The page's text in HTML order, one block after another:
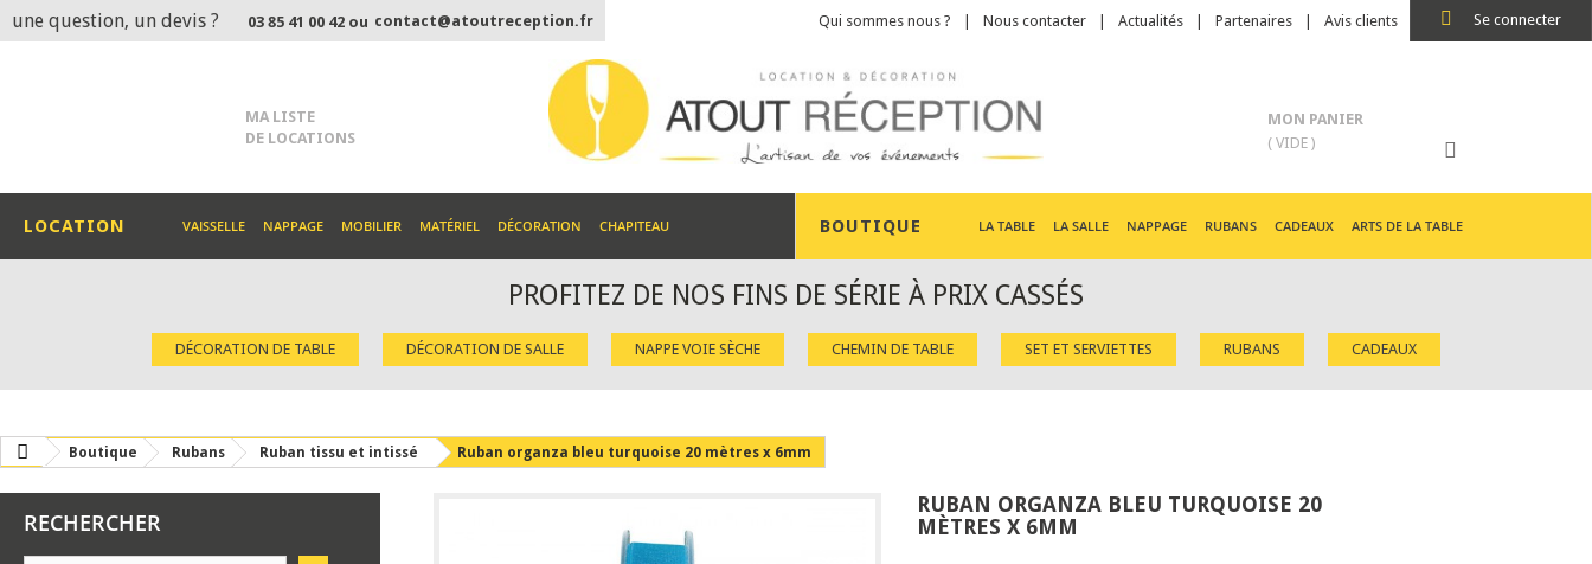
Se connecter
Qui sommes nous ? Nous contacter Actualités Partenaires Avis clients
une question, un devis ? 03 85 41 00 42 ou contact@atoutreception.fr
MA LISTE
DE LOCATIONS
MON PANIER
( VIDE )
LOCATION VAISSELLE NAPPAGE MOBILIER MATÉRIEL DÉCORATION CHAPITEAU BOUTIQUE LA TABLE LA SALLE NAPPAGE RUBANS CADEAUX ARTS DE LA TABLE
PROFITEZ DE NOS FINS DE SÉRIE À PRIX CASSÉS
DÉCORATION DE TABLE DÉCORATION DE SALLE NAPPE VOIE SÈCHE CHEMIN DE TABLE SET ET SERVIETTES RUBANS CADEAUX
Boutique Rubans Ruban tissu et intissé Ruban organza bleu turquoise 20 mètres x 6mm
RECHERCHER
RUBAN ORGANZA BLEU TURQUOISE 20
MÈTRES X 6MM